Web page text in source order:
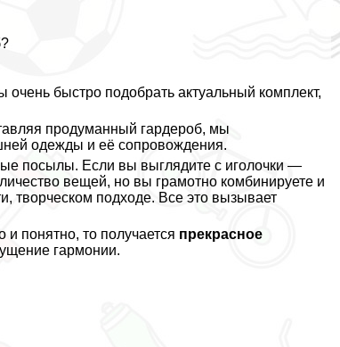
быстро подобрать актуальный комплект,
продуманный гардероб, мы
одежды и её сопровождения.
посылы. Если вы выглядите с иголочки —
вещей, но вы грамотно комбинируете и
творческом подходе. Все это вызывает
понятно, то получается прекрасное
гармонии.